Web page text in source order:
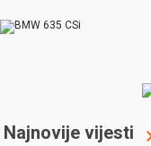
Najnovije vijesti